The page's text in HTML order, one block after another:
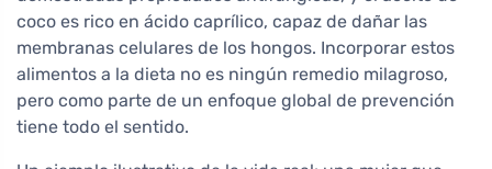
coco es rico en ácido caprílico, capaz de dañar las
membranas celulares de los hongos. Incorporar estos
alimentos a la dieta no es ningún remedio milagroso,
pero como parte de un enfoque global de prevención
tiene todo el sentido.